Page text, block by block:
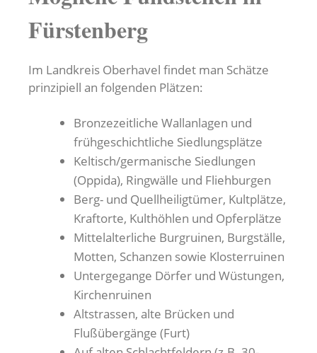
Fürstenberg
Im Landkreis Oberhavel findet man Schätze
prinzipiell an folgenden Plätzen:
Bronzezeitliche Wallanlagen und
frühgeschichtliche Siedlungsplätze
Keltisch/germanische Siedlungen
(Oppida), Ringwälle und Fliehburgen
Berg- und Quellheiligtümer, Kultplätze,
Kraftorte, Kulthöhlen und Opferplätze
Mittelalterliche Burgruinen, Burgställe,
Motten, Schanzen sowie Klosterruinen
Untergegange Dörfer und Wüstungen,
Kirchenruinen
Altstrassen, alte Brücken und
Flußübergänge (Furt)